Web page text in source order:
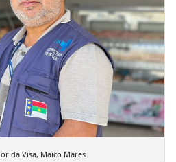
da Visa, Maico Mares